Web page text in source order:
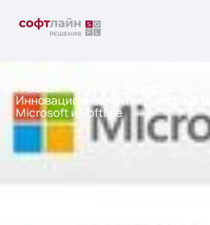
Главная
Инновационные антикризисные
Microsoft и Softline